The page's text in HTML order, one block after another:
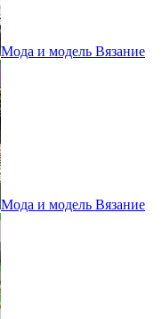
Мода и модель Вязание
Мода и модель Вязание